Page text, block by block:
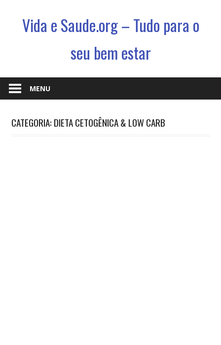
Vida e Saude.org – Tudo para o
seu bem estar
Saude
e
jeito
MENU
CATEGORIA: DIETA CETOGÊNICA & LOW CARB